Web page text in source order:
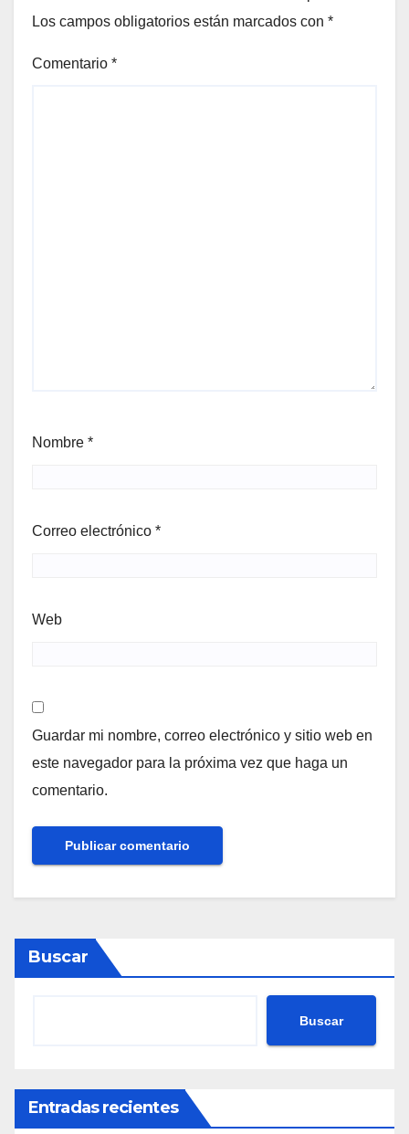
Los campos obligatorios están marcados con *
Comentario *
Nombre *
Correo electrónico *
Web
Guardar mi nombre, correo electrónico y sitio web en
este navegador para la próxima vez que haga un
comentario.
Buscar
Buscar
Entradas recientes